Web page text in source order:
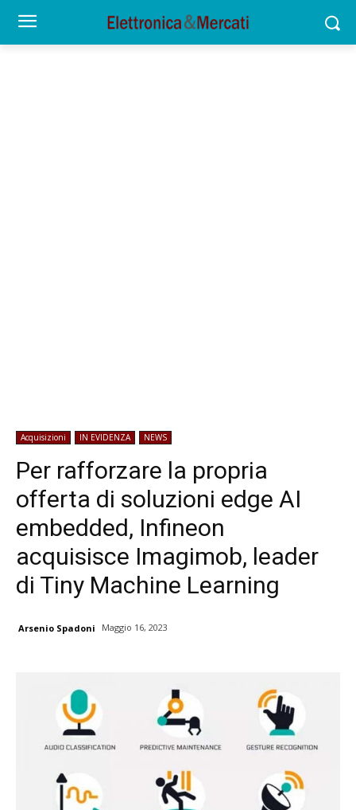
Acquisizioni IN EVIDENZA NEWS
Per rafforzare la propria
offerta di soluzioni edge AI
embedded, Infineon
acquisisce Imagimob, leader
di Tiny Machine Learning
Arsenio Spadoni Maggio 16, 2023